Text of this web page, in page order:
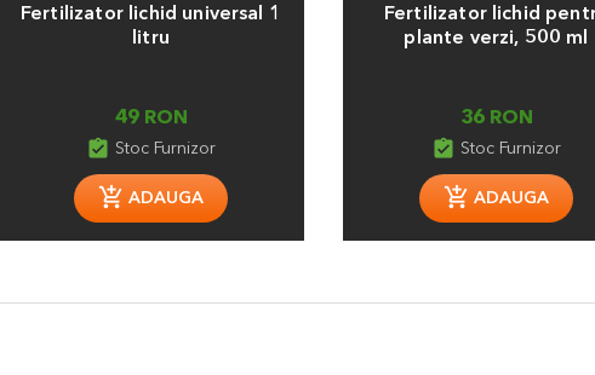
Fertilizator lichid universal 1
litru
49 RON
assignment_turned_in Stoc Furnizor
ADAUGA
Fertilizator lichid
plante verzi, 500 ml
36 RON
assignment_turned_in Stoc Furnizor
ADAUGA